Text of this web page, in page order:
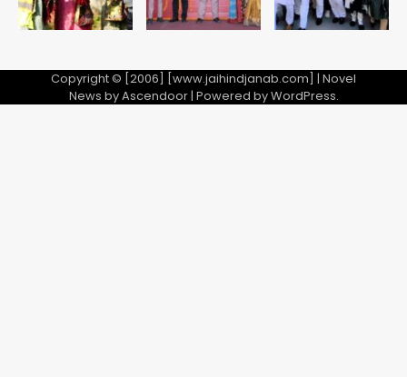
Copyright © [2006] [www.jaihindjanab.com] | Novel
News byAscendoor| Powered byWordPress.